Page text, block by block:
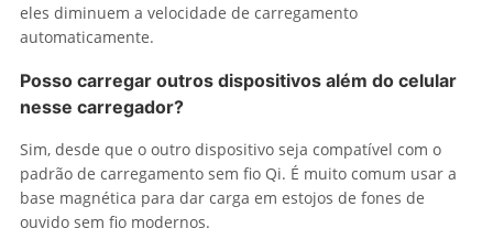
eles diminuem a velocidade de carregamento
automaticamente.
Posso carregar outros dispositivos além do celular
nesse carregador?
Sim, desde que o outro dispositivo seja compatível com o
padrão de carregamento sem fio Qi. É muito comum usar a
base magnética para dar carga em estojos de fones de
ouvido sem fio modernos.